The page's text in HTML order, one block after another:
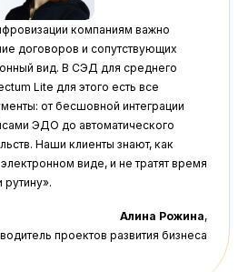
компаниям важно
договоров и сопутствующих
вид. В СЭД для среднего
Lite для этого есть все
от бесшовной интеграции
ЭДО до автоматического
Наши клиенты знают, как
виде, и не тратят время
рутину».
Алина Рожина,
проектов развития бизнеса